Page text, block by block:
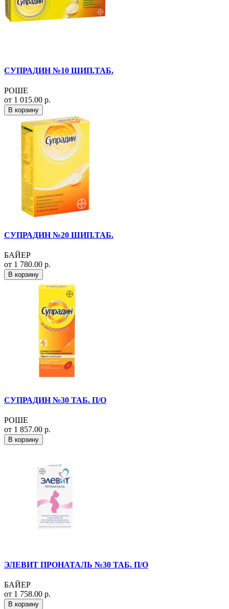
СУПРАДИН №10 ШИП.ТАБ.
РОШЕ
от 1 015.00 р.
В корзину
СУПРАДИН №20 ШИП.ТАБ.
БАЙЕР
от 1 780.00 р.
В корзину
СУПРАДИН №30 ТАБ. П/О
РОШЕ
от 1 857.00 р.
В корзину
ЭЛЕВИТ ПРОНАТАЛЬ №30 ТАБ. П/О
БАЙЕР
от 1 758.00 р.
В корзину